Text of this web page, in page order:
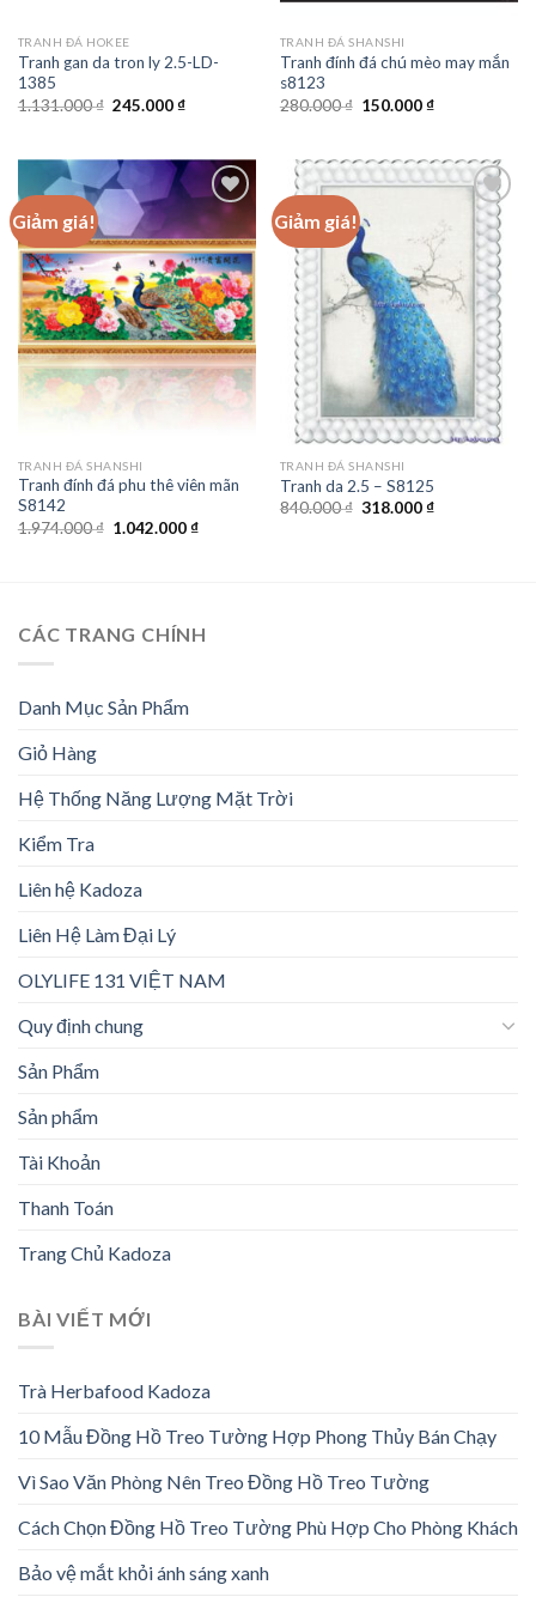
TRANH ĐÁ HOKEE
Tranh gan da tron ly 2.5-LD-
1385
1.131.000₫ Giá
245.000₫Giá
245.000 ₫.
TRANH ĐÁ SHANSHI
Tranh đính đá chú mèo may mắn
s8123
280.000₫ Giá
150.000₫Giá
150.000 ₫.
Giảm giá!
Add to
wishlist
TRANH ĐÁ SHANSHI
Tranh đính đá phu thê viên mãn
S8142
1.974.000₫ Giá
1.042.000₫Giá
Giảm giá!
Add to
wishlist
TRANH ĐÁ SHANSHI
Tranh da 2.5 – S8125
840.000₫ Giá
318.000₫Giá
CÁC TRANG CHÍNH
Danh Mục Sản Phẩm
Giỏ Hàng
Hệ Thống Năng Lượng Mặt Trời
Kiểm Tra
Liên hệ Kadoza
Liên Hệ Làm Đại Lý
OLYLIFE 131 VIỆT NAM
Quy định chung
Sản Phẩm
Sản phẩm
Tài Khoản
Thanh Toán
Trang Chủ Kadoza
BÀI VIẾT MỚI
Trà Herbafood Kadoza
10 Mẫu Đồng Hồ Treo Tường Hợp Phong Thủy Bán Chạy
Vì Sao Văn Phòng Nên Treo Đồng Hồ Treo Tường
Cách Chọn Đồng Hồ Treo Tường Phù Hợp Cho Phòng Khách
Bảo vệ mắt khỏi ánh sáng xanh